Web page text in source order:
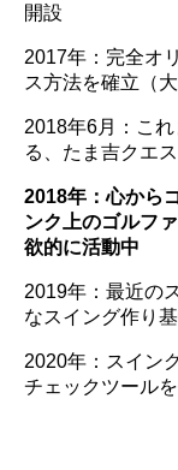
開設
2017年：完全オ
ス方法を確立（大
2018年6月：こ
る、たま吉クエ
2018年：心から
ンク上のゴルフ
欲的に活動中
2019年：最近の
なスイング作り
2020年：スイン
チェックツール